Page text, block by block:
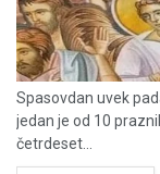
Spasovdan uvek
jedan je od 10
četrdeset...